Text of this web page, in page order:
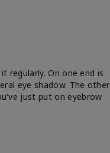
regularly. On one end is
eye shadow. The other
just put on eyebrow